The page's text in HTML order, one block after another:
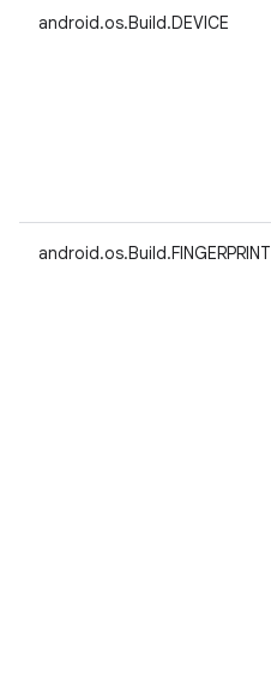
android.os.Build.DEVICE
android.os.Build.FINGERPRINT